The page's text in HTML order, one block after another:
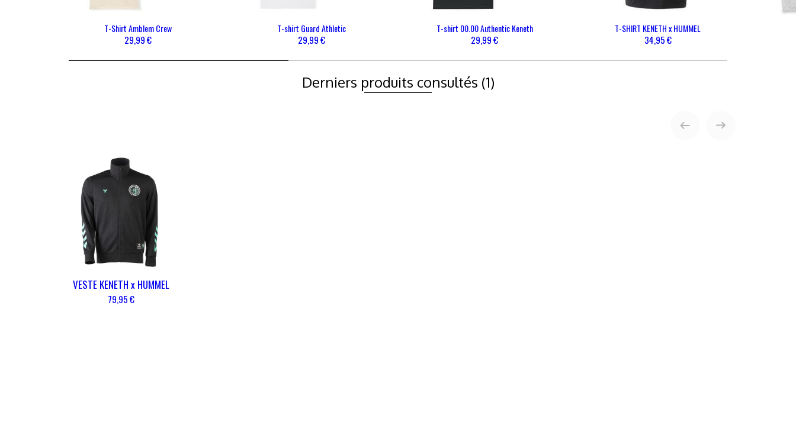
T-Shirt Amblem Crew
29,99 €
T-shirt Guard Athletic
29,99 €
T-shirt 00.00 Authentic Keneth
29,99 €
T-SHIRT KENETH x HUMMEL
34,95 €
Derniers produits consultés (1)
VESTE KENETH x HUMMEL
79,95 €
Gérer les cookies
Politique de protection de la vie privée
FAQ - Coronavirus